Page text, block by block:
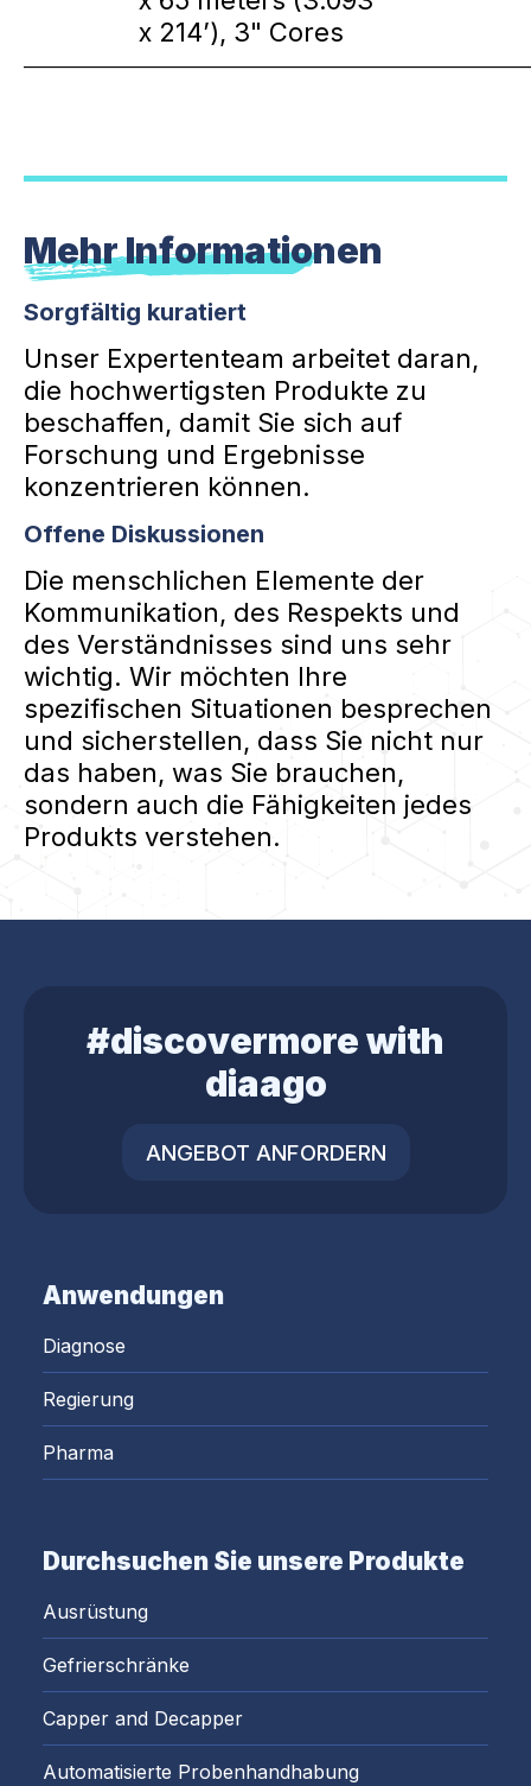
x 214’), 3" Cores
Mehr Informationen
Sorgfältig kuratiert
Unser Expertenteam arbeitet daran,
die hochwertigsten Produkte zu
beschaffen, damit Sie sich auf
Forschung und Ergebnisse
konzentrieren können.
Offene Diskussionen
Die menschlichen Elemente der
Kommunikation, des Respekts und
des Verständnisses sind uns sehr
wichtig. Wir möchten Ihre
spezifischen Situationen besprechen
und sicherstellen, dass Sie nicht nur
das haben, was Sie brauchen,
sondern auch die Fähigkeiten jedes
Produkts verstehen.
#discovermore with
diaago
ANGEBOT ANFORDERN
Anwendungen
Diagnose
Regierung
Pharma
Durchsuchen Sie unsere Produkte
Ausrüstung
Gefrierschränke
Capper and Decapper
Automatisierte Probenhandhabung